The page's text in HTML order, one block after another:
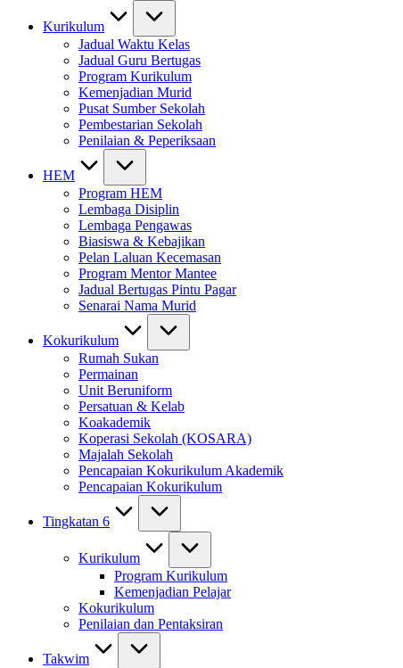
Kurikulum
Jadual Waktu Kelas
Jadual Guru Bertugas
Program Kurikulum
Kemenjadian Murid
Pusat Sumber Sekolah
Pembestarian Sekolah
Penilaian & Peperiksaan
HEM
Program HEM
Lembaga Disiplin
Lembaga Pengawas
Biasiswa & Kebajikan
Pelan Laluan Kecemasan
Program Mentor Mantee
Jadual Bertugas Pintu Pagar
Senarai Nama Murid
Kokurikulum
Rumah Sukan
Permainan
Unit Beruniform
Persatuan & Kelab
Koakademik
Koperasi Sekolah (KOSARA)
Majalah Sekolah
Pencapaian Kokurikulum Akademik
Pencapaian Kokurikulum
Tingkatan 6
Kurikulum
Program Kurikulum
Kemenjadian Pelajar
Kokurikulum
Penilaian dan Pentaksiran
Takwim